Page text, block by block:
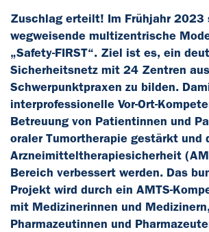
Zuschlag erteilt! Im Frühjahr
wegweisende multizentrische
„Safety-FIRST“. Ziel ist es, ein
Sicherheitsnetz mit 24 Zentren
Schwerpunktpraxen zu bilden.
interprofessionelle Vor-Ort-
Betreuung von Patientinnen und
oraler Tumortherapie gestärkt und
Arzneimitteltherapiesicherheit
Bereich verbessert werden. Das
Projekt wird durch ein AMTS-
mit Medizinerinnen und
Pharmazeutinnen und